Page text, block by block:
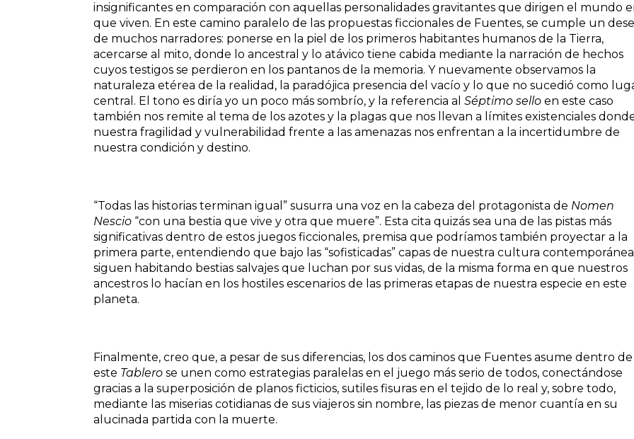
insignificantes en comparación con aquellas personalidades gravitantes que dirigen el mundo
que viven. En este camino paralelo de las propuestas ficcionales de Fuentes, se cumple un
de muchos narradores: ponerse en la piel de los primeros habitantes humanos de la Tierra,
acercarse al mito, donde lo ancestral y lo atávico tiene cabida mediante la narración de hechos
cuyos testigos se perdieron en los pantanos de la memoria. Y nuevamente observamos la
naturaleza etérea de la realidad, la paradójica presencia del vacío y lo que no sucedió como
central. El tono es diría yo un poco más sombrío, y la referencia al Séptimo sello en este caso
también nos remite al tema de los azotes y la plagas que nos llevan a límites existenciales
nuestra fragilidad y vulnerabilidad frente a las amenazas nos enfrentan a la incertidumbre de
nuestra condición y destino.
“Todas las historias terminan igual” susurra una voz en la cabeza del protagonista de Nomen
Nescio “con una bestia que vive y otra que muere”. Esta cita quizás sea una de las pistas más
significativas dentro de estos juegos ficcionales, premisa que podríamos también proyectar a la
primera parte, entendiendo que bajo las “sofisticadas” capas de nuestra cultura
siguen habitando bestias salvajes que luchan por sus vidas, de la misma forma en que nuestros
ancestros lo hacían en los hostiles escenarios de las primeras etapas de nuestra especie en este
planeta.
Finalmente, creo que, a pesar de sus diferencias, los dos caminos que Fuentes asume dentro de
este Tablero se unen como estrategias paralelas en el juego más serio de todos, conectándose
gracias a la superposición de planos ficticios, sutiles fisuras en el tejido de lo real y, sobre todo,
mediante las miserias cotidianas de sus viajeros sin nombre, las piezas de menor cuantía en su
alucinada partida con la muerte.